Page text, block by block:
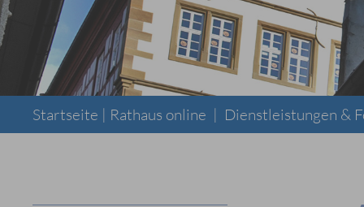
Startseite | Rathaus online | Dienstleistungen &